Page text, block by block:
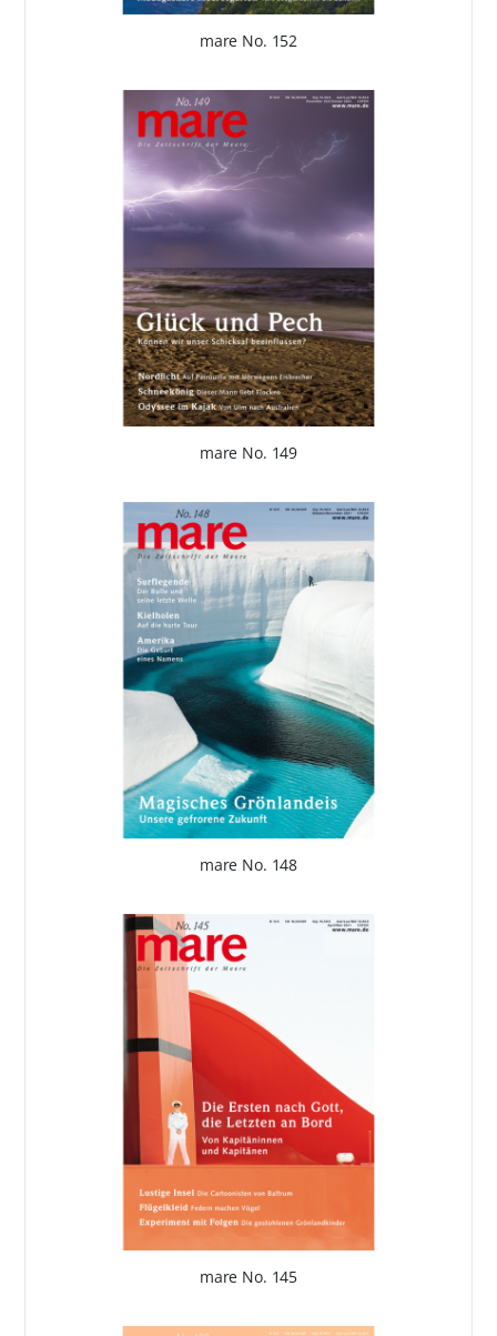
mare No. 152
mare No. 149
mare No. 148
mare No. 145